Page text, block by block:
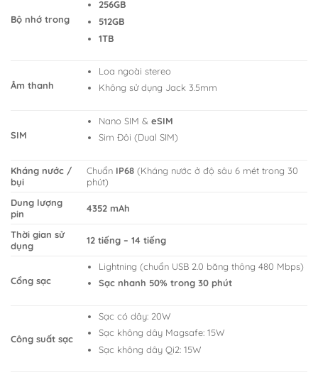
Bộ nhớ trong
256GB
512GB
1TB
Âm thanh
Loa ngoài stereo
Không sử dụng Jack 3.5mm
SIM
Nano SIM &eSIM
Sim Đôi (Dual SIM)
Kháng nước /
bụi
Chuẩn IP68(Kháng nước ở độ sâu 6 mét trong 30
phút)
Dung lượng
pin
4352 mAh
Thời gian sử
dụng
12 tiếng – 14 tiếng
Cổng sạc
Lightning (chuẩn USB 2.0 băng thông 480 Mbps)
Sạc nhanh 50% trong 30 phút
Công suất sạc
Sạc có dây: 20W
Sạc không dây Magsafe: 15W
Sạc không dây Qi2: 15W